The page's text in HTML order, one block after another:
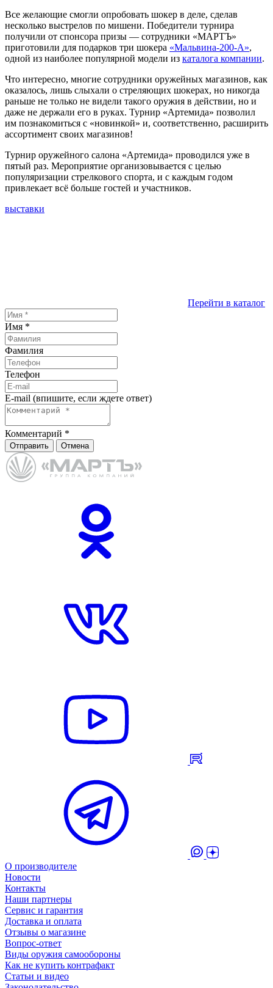
Все желающие смогли опробовать шокер в деле, сделав
несколько выстрелов по мишени. Победители турнира
получили от спонсора призы — сотрудники «МАРТЪ»
приготовили для подарков три шокера «Мальвина-200-А»,
одной из наиболее популярной модели из каталога компании.
Что интересно, многие сотрудники оружейных магазинов, как
оказалось, лишь слыхали о стреляющих шокерах, но никогда
раньше не только не видели такого оружия в действии, но и
даже не держали его в руках. Турнир «Артемида» позволил
им познакомиться с «новинкой» и, соответственно, расширить
ассортимент своих магазинов!
Турнир оружейного салона «Артемида» проводился уже в
пятый раз. Мероприятие организовывается с целью
популяризации стрелкового спорта, и с каждым годом
привлекает всё больше гостей и участников.
выставки
Перейти в каталог
Имя *
Фамилия
Телефон
E-mail (впишите, если ждете ответ)
Комментарий *
Отправить Отмена
О производителе
Новости
Контакты
Наши партнеры
Сервис и гарантия
Доставка и оплата
Отзывы о магазине
Вопрос-ответ
Виды оружия самообороны
Как не купить контрафакт
Статьи и видео